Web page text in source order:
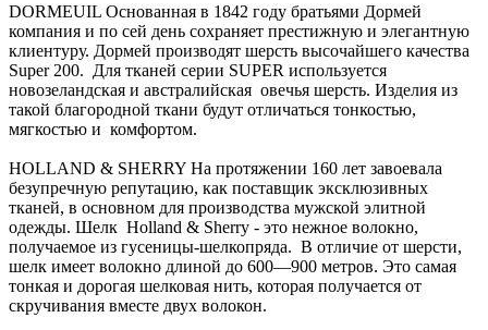
DORMEUIL Основанная в 1842 году братьями Дормей
компания и по сей день сохраняет престижную и элегантную
клиентуру. Дормей производят шерсть высочайшего качества
Super 200. Для тканей серии SUPER используется
новозеландская и австралийская овечья шерсть. Изделия из
такой благородной ткани будут отличаться тонкостью,
мягкостью и комфортом.
HOLLAND & SHERRY На протяжении 160 лет завоевала
безупречную репутацию, как поставщик эксклюзивных
тканей, в основном для производства мужской элитной
одежды. Шелк Holland & Sherry - это нежное волокно,
получаемое из гусеницы-шелкопряда. В отличие от шерсти,
шелк имеет волокно длиной до 600—900 метров. Это самая
тонкая и дорогая шелковая нить, которая получается от
скручивания вместе двух волокон.